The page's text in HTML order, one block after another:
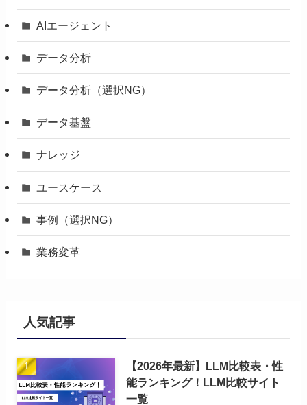
AIエージェント
データ分析
データ分析（選択NG）
データ基盤
ナレッジ
ユースケース
事例（選択NG）
業務変革
人気記事
【2026年最新】LLM比較表・性
能ランキング！LLM比較サイト
一覧